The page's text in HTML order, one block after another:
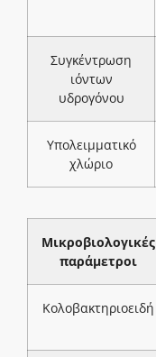
Συγκέντρωση
ιόντων
υδρογόνου
Υπολειμματικό
χλώριο
Μικροβιολογικές
παράμετροι
Κολοβακτηριοειδή